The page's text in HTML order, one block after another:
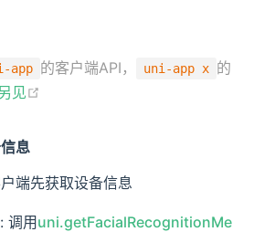
app 的客户端API， uni-app x 的
见
息
端先获取设备信息
: 调用uni.getFacialRecognitionMe